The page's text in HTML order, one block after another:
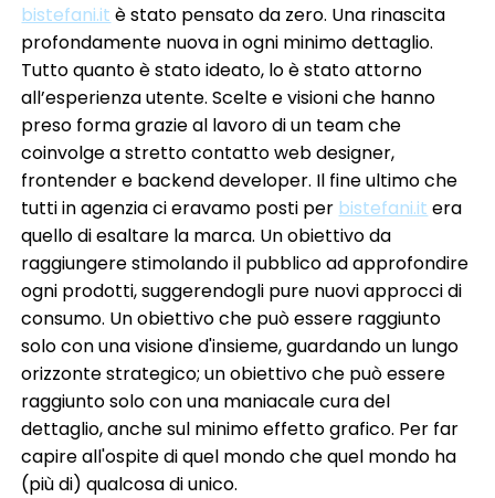
bistefani.it è stato pensato da zero. Una rinascita
profondamente nuova in ogni minimo dettaglio.
Tutto quanto è stato ideato, lo è stato attorno
all’esperienza utente. Scelte e visioni che hanno
preso forma grazie al lavoro di un team che
coinvolge a stretto contatto web designer,
frontender e backend developer. Il fine ultimo che
tutti in agenzia ci eravamo posti per bistefani.it era
quello di esaltare la marca. Un obiettivo da
raggiungere stimolando il pubblico ad approfondire
ogni prodotti, suggerendogli pure nuovi approcci di
consumo. Un obiettivo che può essere raggiunto
solo con una visione d'insieme, guardando un lungo
orizzonte strategico; un obiettivo che può essere
raggiunto solo con una maniacale cura del
dettaglio, anche sul minimo effetto grafico. Per far
capire all'ospite di quel mondo che quel mondo ha
(più di) qualcosa di unico.